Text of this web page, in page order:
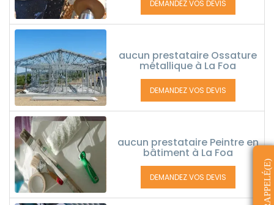
DEMANDEZ VOS DEVIS
aucun prestataire Ossature
métallique à La Foa
DEMANDEZ VOS DEVIS
aucun prestataire Peintre en
bâtiment à La Foa
DEMANDEZ VOS DEVIS